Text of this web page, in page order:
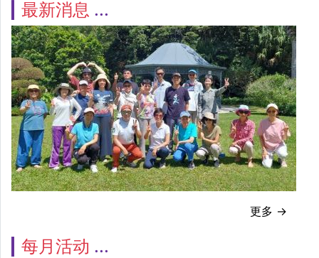
最新消息
更多 →
每月活动